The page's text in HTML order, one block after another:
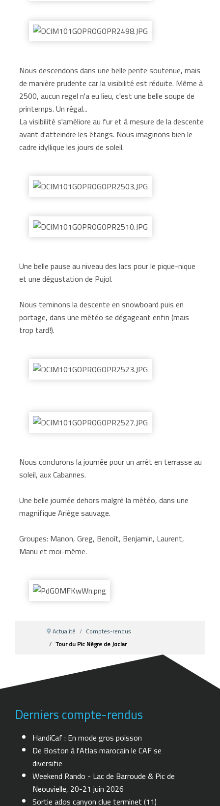
Nous descendons dans une belle pente soutenue, mais
de manière prudente car la visibilité est réduite. Même à
2500, aucun regel n'a eu lieu, c'est une belle soupe de
printemps. Un régal...
La visibilité s'améliore au fur et à mesure de la descente
avant d'atteindre les étangs. Nous imaginons bien le
cadre idyllique les jours de soleil.
Une belle pause au niveau des lacs pour le pique-nique
et une dégustation de Pujol.
Nous teminons la descente en snowboard puis en
portage, dans une météo se dégageant enfin (mais
trop tard!).
Nous conclurons la journée pour un arrêt en terrasse au
soleil, aux Cabannes.
Une belle journée dehors malgrè la météo, dans une
magnifique Ariège sauvage.
Groupes: Manon, Greg, Benoît, Benjamin, Laurent,
Manu et moi-même.
Actualité
Comptes-rendus
Tour du Pic Nègre de Joclar
Derniers compte-rendus
HandiCaf : En mode gros poisson
De Boston à l'Atlas marocain le CAF se
diversifie
Weekend Rando - Lac de Barroude & Pic de
Neouvielle, 20-21 juin 2026
Sortie ados canyon clue terminet (11)